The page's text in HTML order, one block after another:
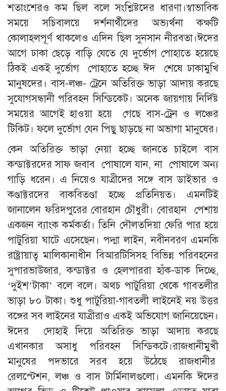
শতাংশেরও কম ছিল বলে সংশ্লিষ্টদের ধারণা।স্বাভাবিক
সময়ে সচিবালয়ে দর্শনার্থীদের অভ্যর্থনা কক্ষটি
কোলাহলপূর্ণ থাকলেও এদিন ছিল সুনসান নীরবতা।ঈদের
আগে ঢাকা ছেড়ে বাড়ি যেতে যে দুর্ভোগ পোহাতে হয়েছে
ঠিকই একই দুর্ভোগ পোহাতে হচ্ছে ঈদ শেষে ঢাকামুখি
মানুষদের। বাস-লঞ্চ- ট্রেনে অতিরিক্ত ভাড়া আদায় করছে
সুযোগসন্ধানী পরিবহন সিন্ডিকেট। অনেক জায়গায় নির্দিষ্ট
সময়ের আগেই হাওয়া হয়ে গেছে বাস-ট্রেন ও লঞ্চের
টিকিট। ফলে দুর্ভোগ যেন পিছু ছাড়ছে না অভাগা মানুষের।
কেন অতিরিক্ত ভাড়া নেয়া হচ্ছে জানতে চাইলে বাস
কন্ডাক্টরদের সাফ জবাব পোষালে যান, না পোষালে অন্য
গাড়ি ধরেন। এ নিয়েও যাত্রীদের সঙ্গে বাস ডাইভার ও
কণ্ডাক্টরদের বাকবিতণ্ডা হচ্ছে প্রতিনিয়ত। এমনটিই
জানালেন ফরিদপুরের বোরহান চৌধুরী। বোরহান পেশায়
একজন ব্যাংক কর্মকর্তা। তিনি দৌলতদিয়া ফেরি পার হয়ে
পাটুরিয়া ঘাটে এসেছেন। পদ্মা লাইন, নবীনবরণ এমনকি
রাষ্ট্রায়াত্ব মালিকানাধীন বিআরটিসিসহ বিভিন্ন পরিবহনের
সুপারভাউজার, কন্ডাক্টর ও হেলপাররা হাঁক-ডাক দিচ্ছে,
‘দুইশ’টাকা’ বলে বলে। অথচ পাটুরিয়া থেকে গাবতলীর
ভাড়া ৮০ টাকা। শুধু পাটুরিয়া-গাবতলী লাইনেই নয় উত্তর
বঙ্গের সব লাইনের যাত্রীরাও একই অভিযোগ জানিয়েছেন।
ঈদের দোহাই দিয়ে অতিরিক্ত ভাড়া আদায় করছে
এখানকার অসাধু পরিবহন সিন্ডিকটে।রাজধানীমুখী
মানুষের পদভারে সরব হয়ে উঠেছে রাজধানীর
রেলস্টেশন, লঞ্চ ও বাস টার্মিনালগুলো। এমনকি ঈদের